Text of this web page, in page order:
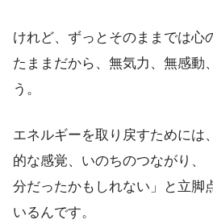
けれど、ずっとそのままでは心
たままだから、無気力、無感動
う。
エネルギーを取り戻すためには
的な感覚、いのちのつながり、
分だったかもしれない」と立脚
いるんです。